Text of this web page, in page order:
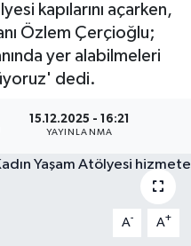
kapılarını açarken,
Özlem Çerçioğlu;
yer alabilmeleri
dedi.
15.12.2025 - 16:21
YAYINLANMA
A- A+